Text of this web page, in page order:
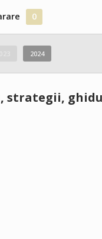
0
2024
strategii,